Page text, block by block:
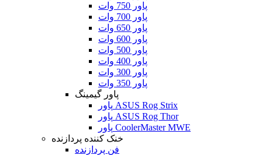
پاور 750 وات
پاور 700 وات
پاور 650 وات
پاور 600 وات
پاور 500 وات
پاور 400 وات
پاور 300 وات
پاور 350 وات
پاور گیمینگ
پاور ASUS Rog Strix
پاور ASUS Rog Thor
پاور CoolerMaster MWE
خنک کننده پردازنده
فن پردازنده